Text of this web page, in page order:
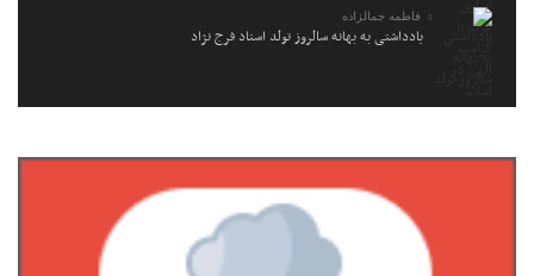
فاطمه جمالزاده
یادداشتی به بهانه سالروز تولد استاد فرج نژاد